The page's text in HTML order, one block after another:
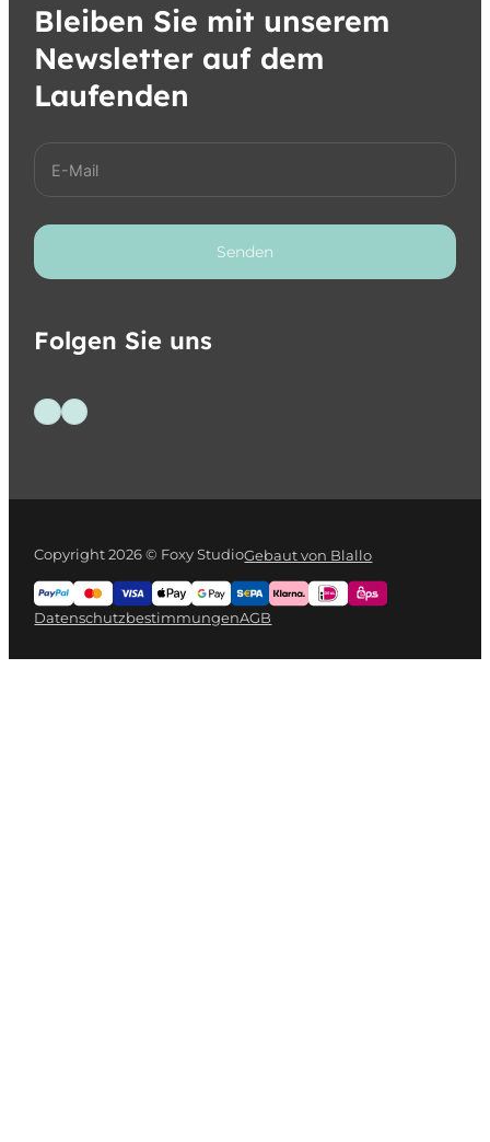
Bleiben Sie mit unserem
Newsletter auf dem
Laufenden
Senden
Folgen Sie uns
Folge uns auf Facebook
Folge uns auf Instagram
Copyright 2026 © Foxy StudioGebaut von Blallo
DatenschutzbestimmungenAGB